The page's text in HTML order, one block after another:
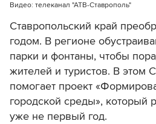
Видео: телеканал "АТВ-Ставрополь"
Ставропольский край
годом. В регионе
парки и фонтаны, чтобы
жителей и туристов. В этом
помогает проект
городской среды», который
уже не первый год.